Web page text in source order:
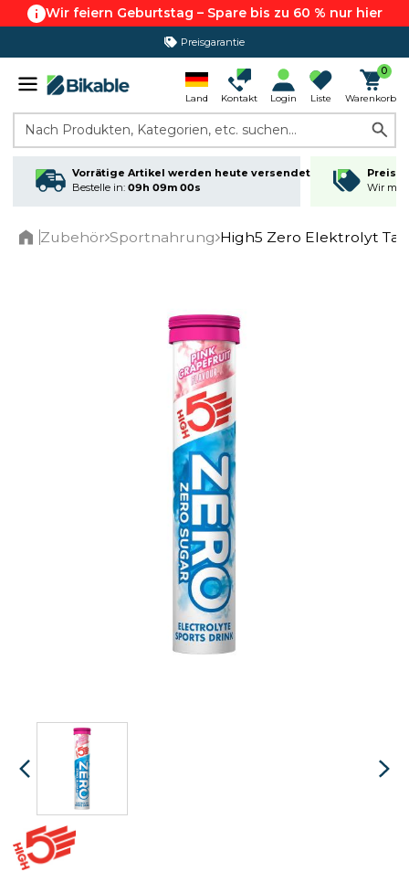
Wir feiern Geburtstag – Spare bis zu 60 % nur hier
Preisgarantie
365 Tage Rückgabe*
Land Kontakt Login Liste
0
Warenkorb
Nach Produkten, Kategorien, etc. suchen...
Vorrätige Artikel werden heute versendet
Bestelle in: 09h 09m 00s
Wir
Zubehör Sportnahrung High5 Zero Elektrolyt